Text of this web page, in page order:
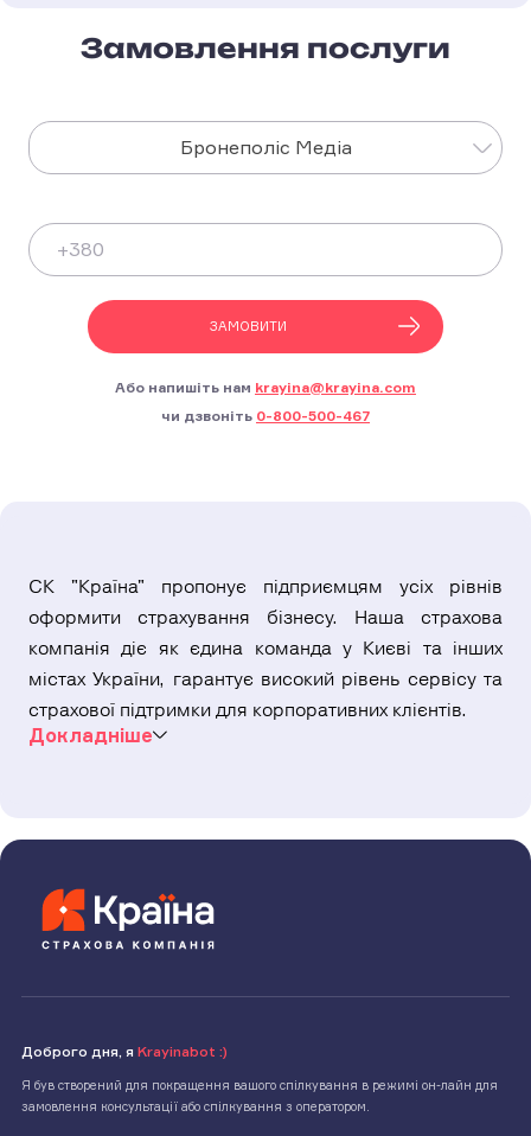
Замовлення послуги
Бронеполіс Медіа
ЗАМОВИТИ
Або напишіть нам krayina@krayina.com
чи дзвоніть 0-800-500-467
СК "Країна" пропонує підприємцям усіх рівнів
оформити страхування бізнесу. Наша страхова
компанія діє як єдина команда у Києві та інших
містах України, гарантує високий рівень сервісу та
страхової підтримки для корпоративних клієнтів.
Сьогодні представники малого бізнесу та великих
набагато більшого, ніж просто найкращу ціну на
страховку. Для підприємств важливо захистити
змінюються.
повінь, пов'язана з ними необхідність переривання
Докладнiше
Доброго дня, я Krayinabot :)
Я був створений для покращення вашого спілкування в режимі он-лайн для
замовлення консультації або спілкування з оператором.